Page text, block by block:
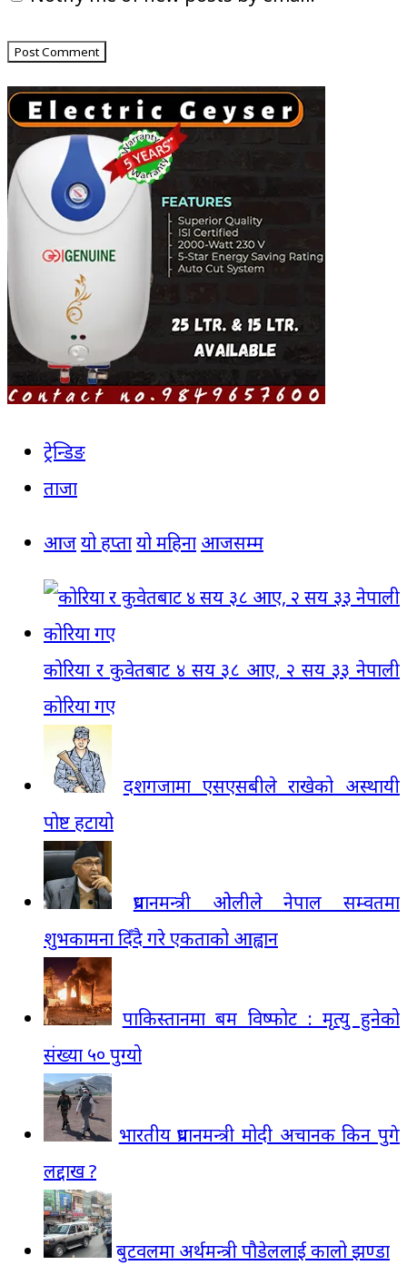
ट्रेन्डिङ
ताजा
आजयो हप्तायो महिना आजसम्म
कोरिया र कुवेतबाट ४ सय ३८ आए, २ सय ३३ नेपाली
कोरिया गए
दशगजामा एसएसबीले राखेको अस्थायी
पोष्ट हटायो
प्रधानमन्त्री ओलीले नेपाल सम्वतमा
शुभकामना दिँदै गरे एकताको आह्वान
पाकिस्तानमा बम विष्फोट : मृत्यु हुनेको
संख्या ५० पुग्यो
भारतीय प्रधानमन्त्री मोदी अचानक किन पुगे
लद्दाख ?
बुटवलमा अर्थमन्त्री पौडेललाई कालो झण्डा